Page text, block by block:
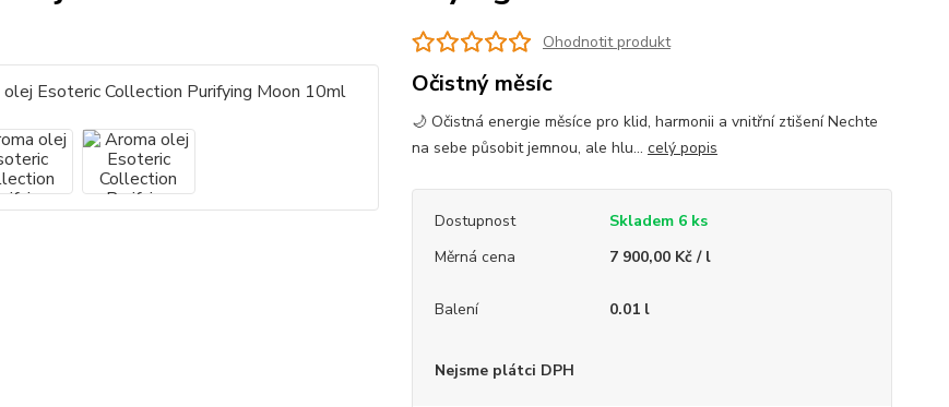
Ohodnotit produkt
Očistný měsíc
🌙 Očistná energie měsíce pro klid, harmonii a vnitřní ztišení Nechte
na sebe působit jemnou, ale hlu... celý popis
Dostupnost
Skladem 6 ks
Měrná cena
7 900,00 Kč / l
Balení 0.01 l
Nejsme plátci DPH